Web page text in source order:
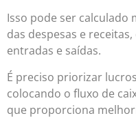
Isso pode ser
das despesas e
entradas e saídas.
É preciso priorizar
colocando o fluxo de
que proporciona